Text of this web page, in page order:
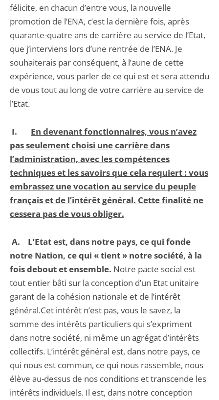
félicite, en chacun d’entre vous, la nouvelle
promotion de l’ENA, c’est la dernière fois, après
quarante-quatre ans de carrière au service de l’Etat,
que j’interviens lors d’une rentrée de l’ENA. Je
souhaiterais par conséquent, à l’aune de cette
expérience, vous parler de ce qui est et sera attendu
de vous tout au long de votre carrière au service de
l’Etat.
I. En devenant fonctionnaires, vous n’avez
pas seulement choisi une carrière dans
l’administration, avec les compétences
techniques et les savoirs que cela requiert : vous
embrassez une vocation au service du peuple
français et de l’intérêt général. Cette finalité ne
cessera pas de vous obliger.
A. L’Etat est, dans notre pays, ce qui fonde
notre Nation, ce qui « tient » notre société, à la
fois debout et ensemble. Notre pacte social est
tout entier bâti sur la conception d’un Etat unitaire
garant de la cohésion nationale et de l’intérêt
général.Cet intérêt n’est pas, vous le savez, la
somme des intérêts particuliers qui s’expriment
dans notre société, ni même un agrégat d’intérêts
collectifs. L’intérêt général est, dans notre pays, ce
qui nous est commun, ce qui nous rassemble, nous
élève au-dessus de nos conditions et transcende les
intérêts individuels. Il est, dans notre conception